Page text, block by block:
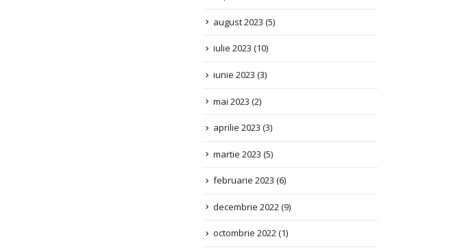
iulie 2023(10)
iunie 2023(3)
mai 2023(2)
aprilie 2023(3)
martie 2023 (5)
februarie 2023
decembrie 2022(9)
octombrie 2022(1)
iulie 2022(5)